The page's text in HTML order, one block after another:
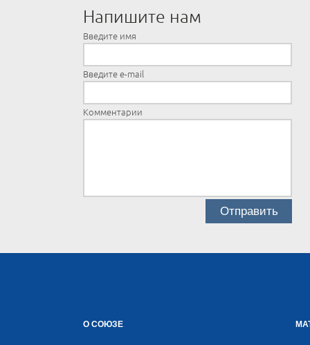
Напишите нам
Введите имя
Введите e-mail
Комментарии
О СОЮЗЕ